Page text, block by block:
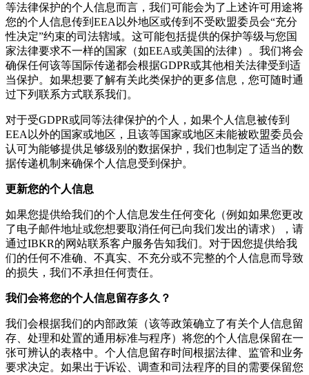
等法律保护的个人信息而言，我们可能会为了上述许可用途将
您的个人信息传到EEA以外地区或传到不受欧盟委员会“充分
性决定”约束的司法辖域。这可能包括提供的保护等级与您国
家法律要求不一样的国家（如EEA或美国的法律）。我们将会
确保任何该等国际传递都会根据GDPR或其他相关法律受到适
当保护。如果想要了解有关此类保护的更多信息，您可随时通
过下列联系方式联系我们。
对于受GDPR或同等法律保护的个人，如果个人信息被传到
EEA以外的国家或地区，且该等国家或地区未能被欧盟委员会
认可为能够提供足够级别的数据保护，我们也制定了适当的数
据传递机制来确保个人信息受到保护。
更新您的个人信息
如果您提供给我们的个人信息发生任何变化（例如如果您更改
了电子邮件地址或您想要取消任何已向我们发出的请求），请
通过IBKR的网站联系客户服务告知我们。对于因您提供给我
们的任何不准确、不真实、不充分或不完整的个人信息而导致
的损失，我们不承担任何责任。
我们会将您的个人信息留存多久？
我们会根据我们的内部政策（该等政策确立了有关个人信息留
存、处理和处置的通用标准与程序）将您的个人信息保留在一
张可辨认的表格中。个人信息留存时间根据法律、监管和业务
要求决定。如果出于诉讼、调查和司法程序的目的需要保留您